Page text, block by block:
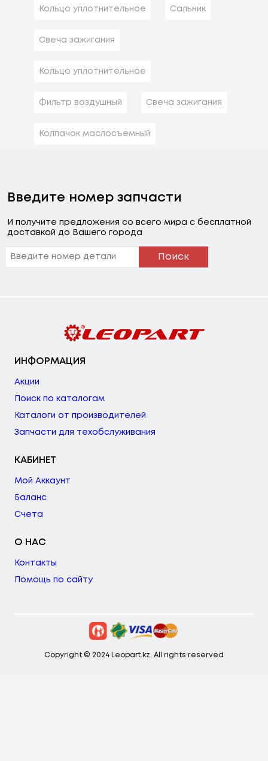
Кольцо уплотнительное Сальник
Свеча зажигания
Кольцо уплотнительное
Фильтр воздушный Свеча зажигания
Колпачок маслосъемный
Введите номер запчасти
И получите предложения со всего мира с бесплатной
доставкой до Вашего города
Поиск
ИНФОРМАЦИЯ
Акции
Поиск по каталогам
Каталоги от производителей
Запчасти для техобслуживания
КАБИНЕТ
Мой Аккаунт
Баланс
Счета
О НАС
Контакты
Помощь по сайту
Copyright © 2024 Leopart.kz. All rights reserved